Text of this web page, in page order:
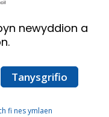
newyddion a
fi nes ymlaen